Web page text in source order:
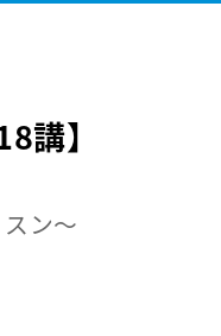
講】
ン～